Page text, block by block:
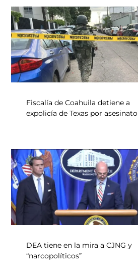
Fiscalía de Coahuila detiene a
expolicía de Texas por asesinato
DEA tiene en la mira a CJNG y
“narcopolíticos”